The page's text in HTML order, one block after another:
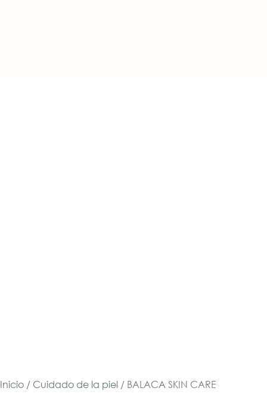
Inicio / Cuidado de la piel / BALACA SKIN CARE